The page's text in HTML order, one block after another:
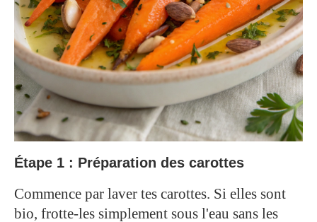
Étape 1 : Préparation des carottes
Commence par laver tes carottes. Si elles sont
bio, frotte-les simplement sous l'eau sans les